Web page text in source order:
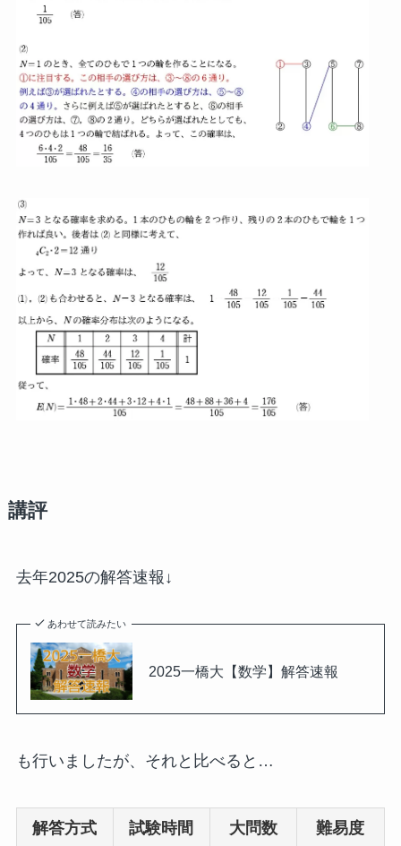
講評
去年2025の解答速報↓
あわせて読みたい
2025一橋大【数学】解答速報
も行いましたが、それと比べると…
解答方式 試験時間 大問数 難易度